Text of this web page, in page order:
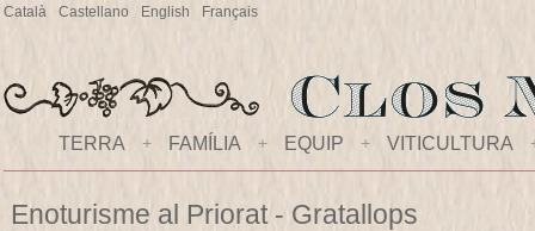
Català Castellano English Français
TERRA + FAMÍLIA + EQUIP + VITICULTURA
Enoturisme al Priorat - Gratallops